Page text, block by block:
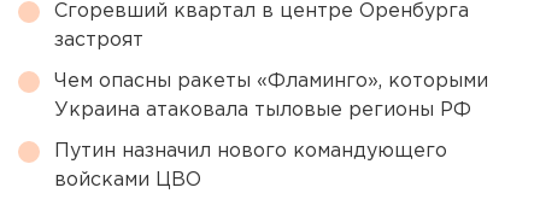
Сгоревший квартал в центре Оренбурга
застроят
Чем опасны ракеты «Фламинго», которыми
Украина атаковала тыловые регионы РФ
Путин назначил нового командующего
войсками ЦВО